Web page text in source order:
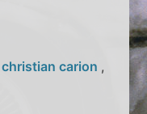
christian carion ,